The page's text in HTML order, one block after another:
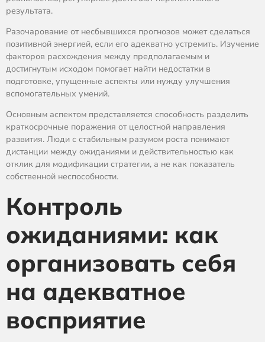
результата.
Разочарование от несбывшихся прогнозов может сделаться
позитивной энергией, если его адекватно устремить. Изучение
факторов расхождения между предполагаемым и
достигнутым исходом помогает найти недостатки в
подготовке, упущенные аспекты или нужду улучшения
вспомогательных умений.
Основным аспектом представляется способность разделить
краткосрочные поражения от целостной направления
развития. Люди с стабильным разумом роста понимают
дистанции между ожиданиями и действительностью как
отклик для модификации стратегии, а не как показатель
собственной неспособности.
Контроль
ожиданиями: как
организовать себя
на адекватное
восприятие